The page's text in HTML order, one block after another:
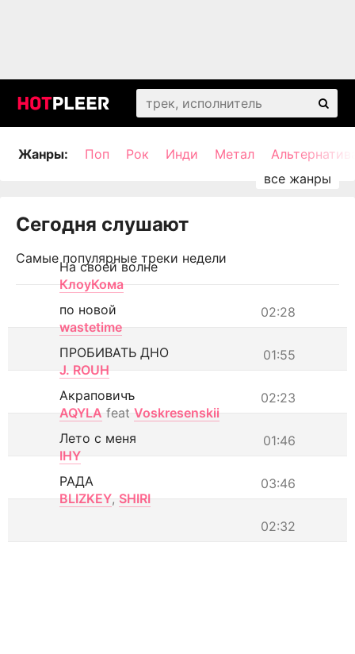
Жанры: Поп Рок Инди Метал
Сегодня слушают
Самые популярные треки недели
На своей волне
КлоуКома
02:28
по новой
wastetime
01:55
ПРОБИВАТЬ ДНО
J. ROUH
02:23
Акраповичъ
AQYLA feat Voskresenskii
01:46
Лето с меня
IHY
03:46
РАДА
BLIZKEY, SHIRI
02:32